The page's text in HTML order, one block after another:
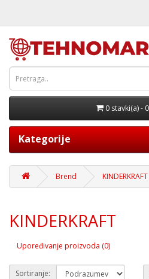
0 stavki(a) -
Kategorije
Brend KINDERKRAFT
KINDERKRAFT
Upoređivanje proizvoda (0)
Sortiranje: